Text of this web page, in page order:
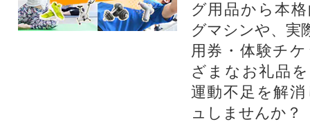
グ用品から本
グマシンや、実
用券・体験チ
ざまなお礼品
運動不足を解
ュしませんか？